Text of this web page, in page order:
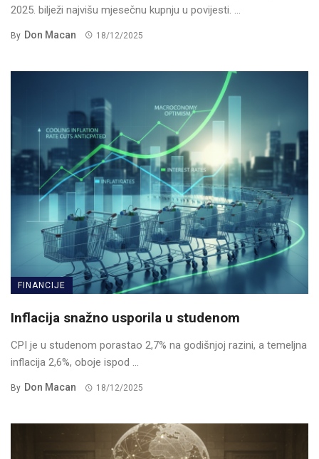
2025. bilježi najvišu mjesečnu kupnju u povijesti. ...
By Don Macan 18/12/2025
FINANCIJE
Inflacija snažno usporila u studenom
CPI je u studenom porastao 2,7% na godišnjoj razini, a temeljna
inflacija 2,6%, oboje ispod ...
By Don Macan 18/12/2025